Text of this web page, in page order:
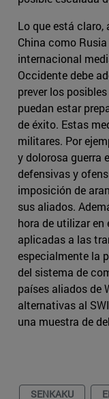
Lo que está claro,
China como
internacional
Occidente debe
prever los
puedan estar
de éxito. Estas
militares. Por
y dolorosa guerra
defensivas y
imposición de
sus aliados.
hora de utilizar
aplicadas a las
especialmente la
del sistema de
países aliados de
alternativas al
una muestra de
SENKAKU